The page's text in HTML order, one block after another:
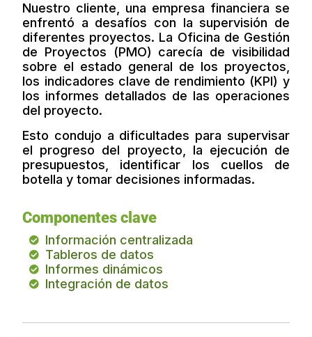
Nuestro cliente, una empresa financiera se
enfrentó a desafíos con la supervisión de
diferentes proyectos. La Oficina de Gestión
de Proyectos (PMO) carecía de visibilidad
sobre el estado general de los proyectos,
los indicadores clave de rendimiento (KPI) y
los informes detallados de las operaciones
del proyecto.
Esto condujo a dificultades para supervisar
el progreso del proyecto, la ejecución de
presupuestos, identificar los cuellos de
botella y tomar decisiones informadas.
Componentes clave
Información centralizada
Tableros de datos
Informes dinámicos
Integración de datos